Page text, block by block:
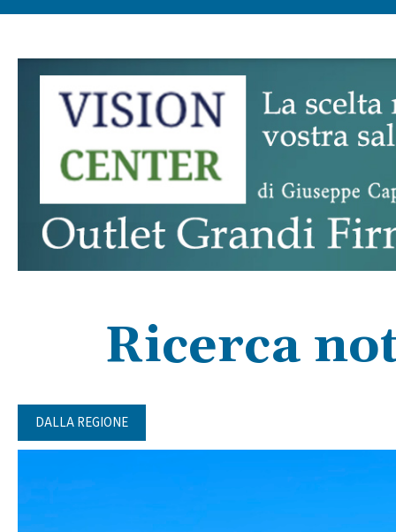
Ricerca
DALLA REGIONE